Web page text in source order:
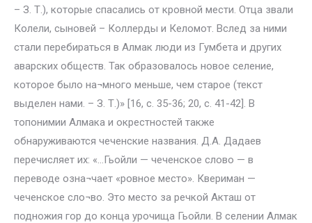
– З. Т.), которые спасались от кровной мести. Отца звали
Колели, сыновей – Коллерды и Келомот. Вслед за ними
стали перебираться в Алмак люди из Гумбета и других
аварских обществ. Так образовалось новое селение,
которое было на¬много меньше, чем старое (текст
выделен нами. – З. Т.)» [16, с. 35-36; 20, с. 41-42]. В
топонимии Алмака и окрестностей также
обнаруживаются чеченские названия. Д.А. Дадаев
перечисляет их: «…Гьойли — чеченское слово — в
переводе озна¬чает «ровное место». Квериман —
чеченское сло¬во. Это место за речкой Акташ от
подножия гор до конца урочища Гьойли. В селении Алмак